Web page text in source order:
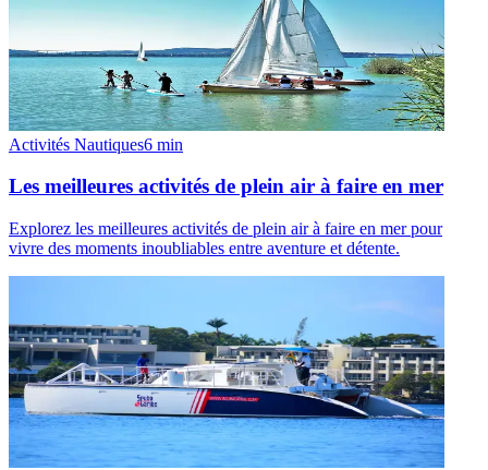
Activités Nautiques6 min
Les meilleures activités de plein air à faire en mer
Explorez les meilleures activités de plein air à faire en mer pour
vivre des moments inoubliables entre aventure et détente.